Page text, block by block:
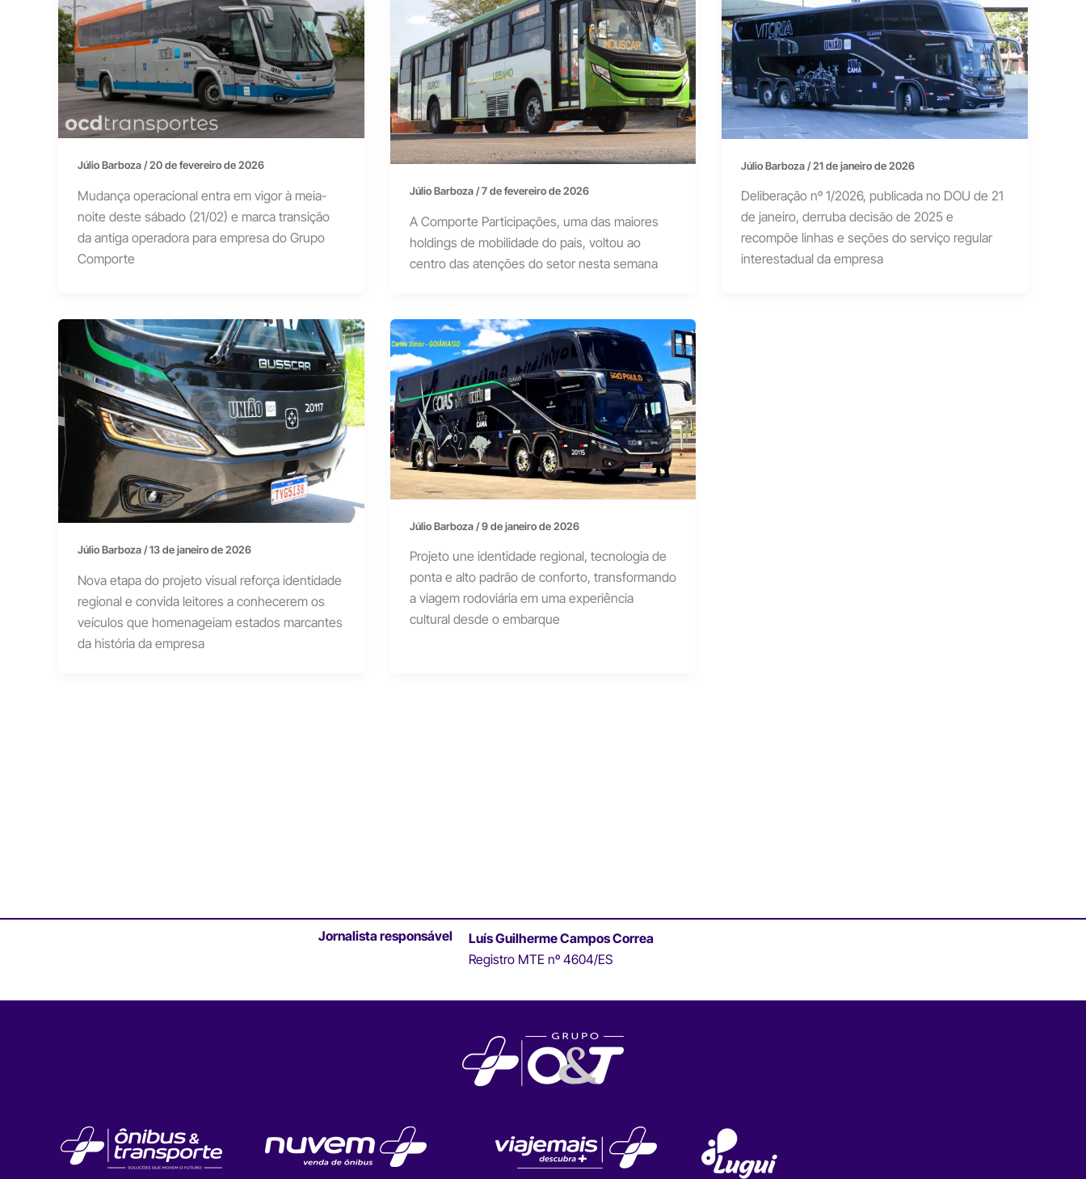
Júlio Barboza/20 de fevereiro de 2026
Mudança operacional entra em vigor à meia-
noite deste sábado (21/02) e marca transição
da antiga operadora para empresa do Grupo
Comporte
Júlio Barboza/7 de fevereiro de 2026
A Comporte Participações, uma das maiores
holdings de mobilidade do país, voltou ao
centro das atenções do setor nesta semana
Júlio Barboza/21 de janeiro de 2026
Deliberação nº 1/2026, publicada no DOU de 21
de janeiro, derruba decisão de 2025 e
recompõe linhas e seções do serviço regular
interestadual da empresa
Júlio Barboza/13 de janeiro de 2026
Nova etapa do projeto visual reforça identidade
regional e convida leitores a conhecerem os
veículos que homenageiam estados marcantes
da história da empresa
Júlio Barboza/9 de janeiro de 2026
Projeto une identidade regional, tecnologia de
ponta e alto padrão de conforto, transformando
a viagem rodoviária em uma experiência
cultural desde o embarque
Jornalista responsável
Luís Guilherme Campos Correa
Registro MTE nº 4604/ES